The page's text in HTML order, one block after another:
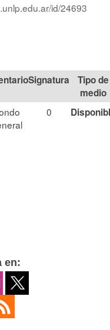
id/24693
Signatura
Tipo de
medio
0
en: